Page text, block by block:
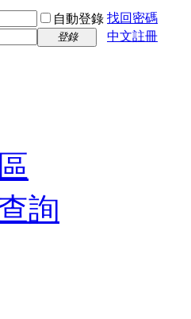
自動登錄 找回密碼
登錄 中文註冊
詢